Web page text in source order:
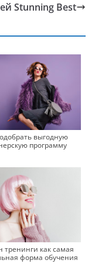
Stunning Best
выгодную
программу
тренинги как самая
форма обучения